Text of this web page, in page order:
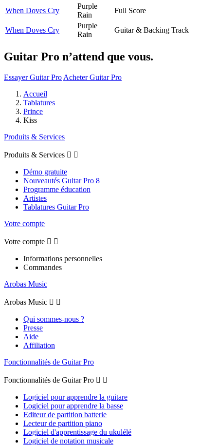
When Doves Cry
Purple
Rain
Full Score
When Doves Cry
Purple
Rain
Guitar & Backing Track
Guitar Pro n’attend que vous.
Essayer Guitar Pro Acheter Guitar Pro
Accueil
Tablatures
Prince
Kiss
Produits & Services
Produits & Services  
Démo gratuite
Nouveautés Guitar Pro 8
Programme éducation
Artistes
Tablatures Guitar Pro
Votre compte
Votre compte  
Informations personnelles
Commandes
Arobas Music
Arobas Music  
Qui sommes-nous ?
Presse
Aide
Affiliation
Fonctionnalités de Guitar Pro
Fonctionnalités de Guitar Pro  
Logiciel pour apprendre la guitare
Logiciel pour apprendre la basse
Editeur de partition batterie
Lecteur de partition piano
Logiciel d'apprentissage du ukulélé
Logiciel de notation musicale